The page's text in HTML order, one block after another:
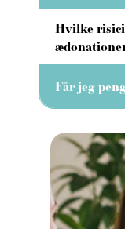
Hvilke risici
Får jeg